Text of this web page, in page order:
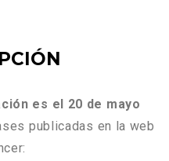
es el 20 de mayo
publicadas en la web